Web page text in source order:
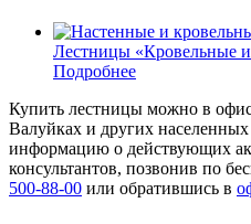
Лестницы «Кровельные
Подробнее
Купить лестницы можно в
Валуйках и других
информацию о действующих
консультантов, позвонив по
500-88-00 или обратившись в